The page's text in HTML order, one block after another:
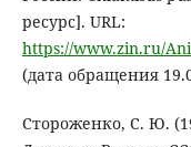
ресурс]. URL:
https://www.zin.ru/
(дата обращения
Стороженко, С. Ю.